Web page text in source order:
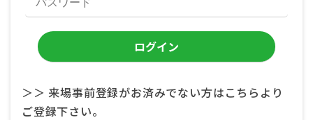
＞＞ 来場事前登録がお済みでない方はこちらより
ご登録下さい。